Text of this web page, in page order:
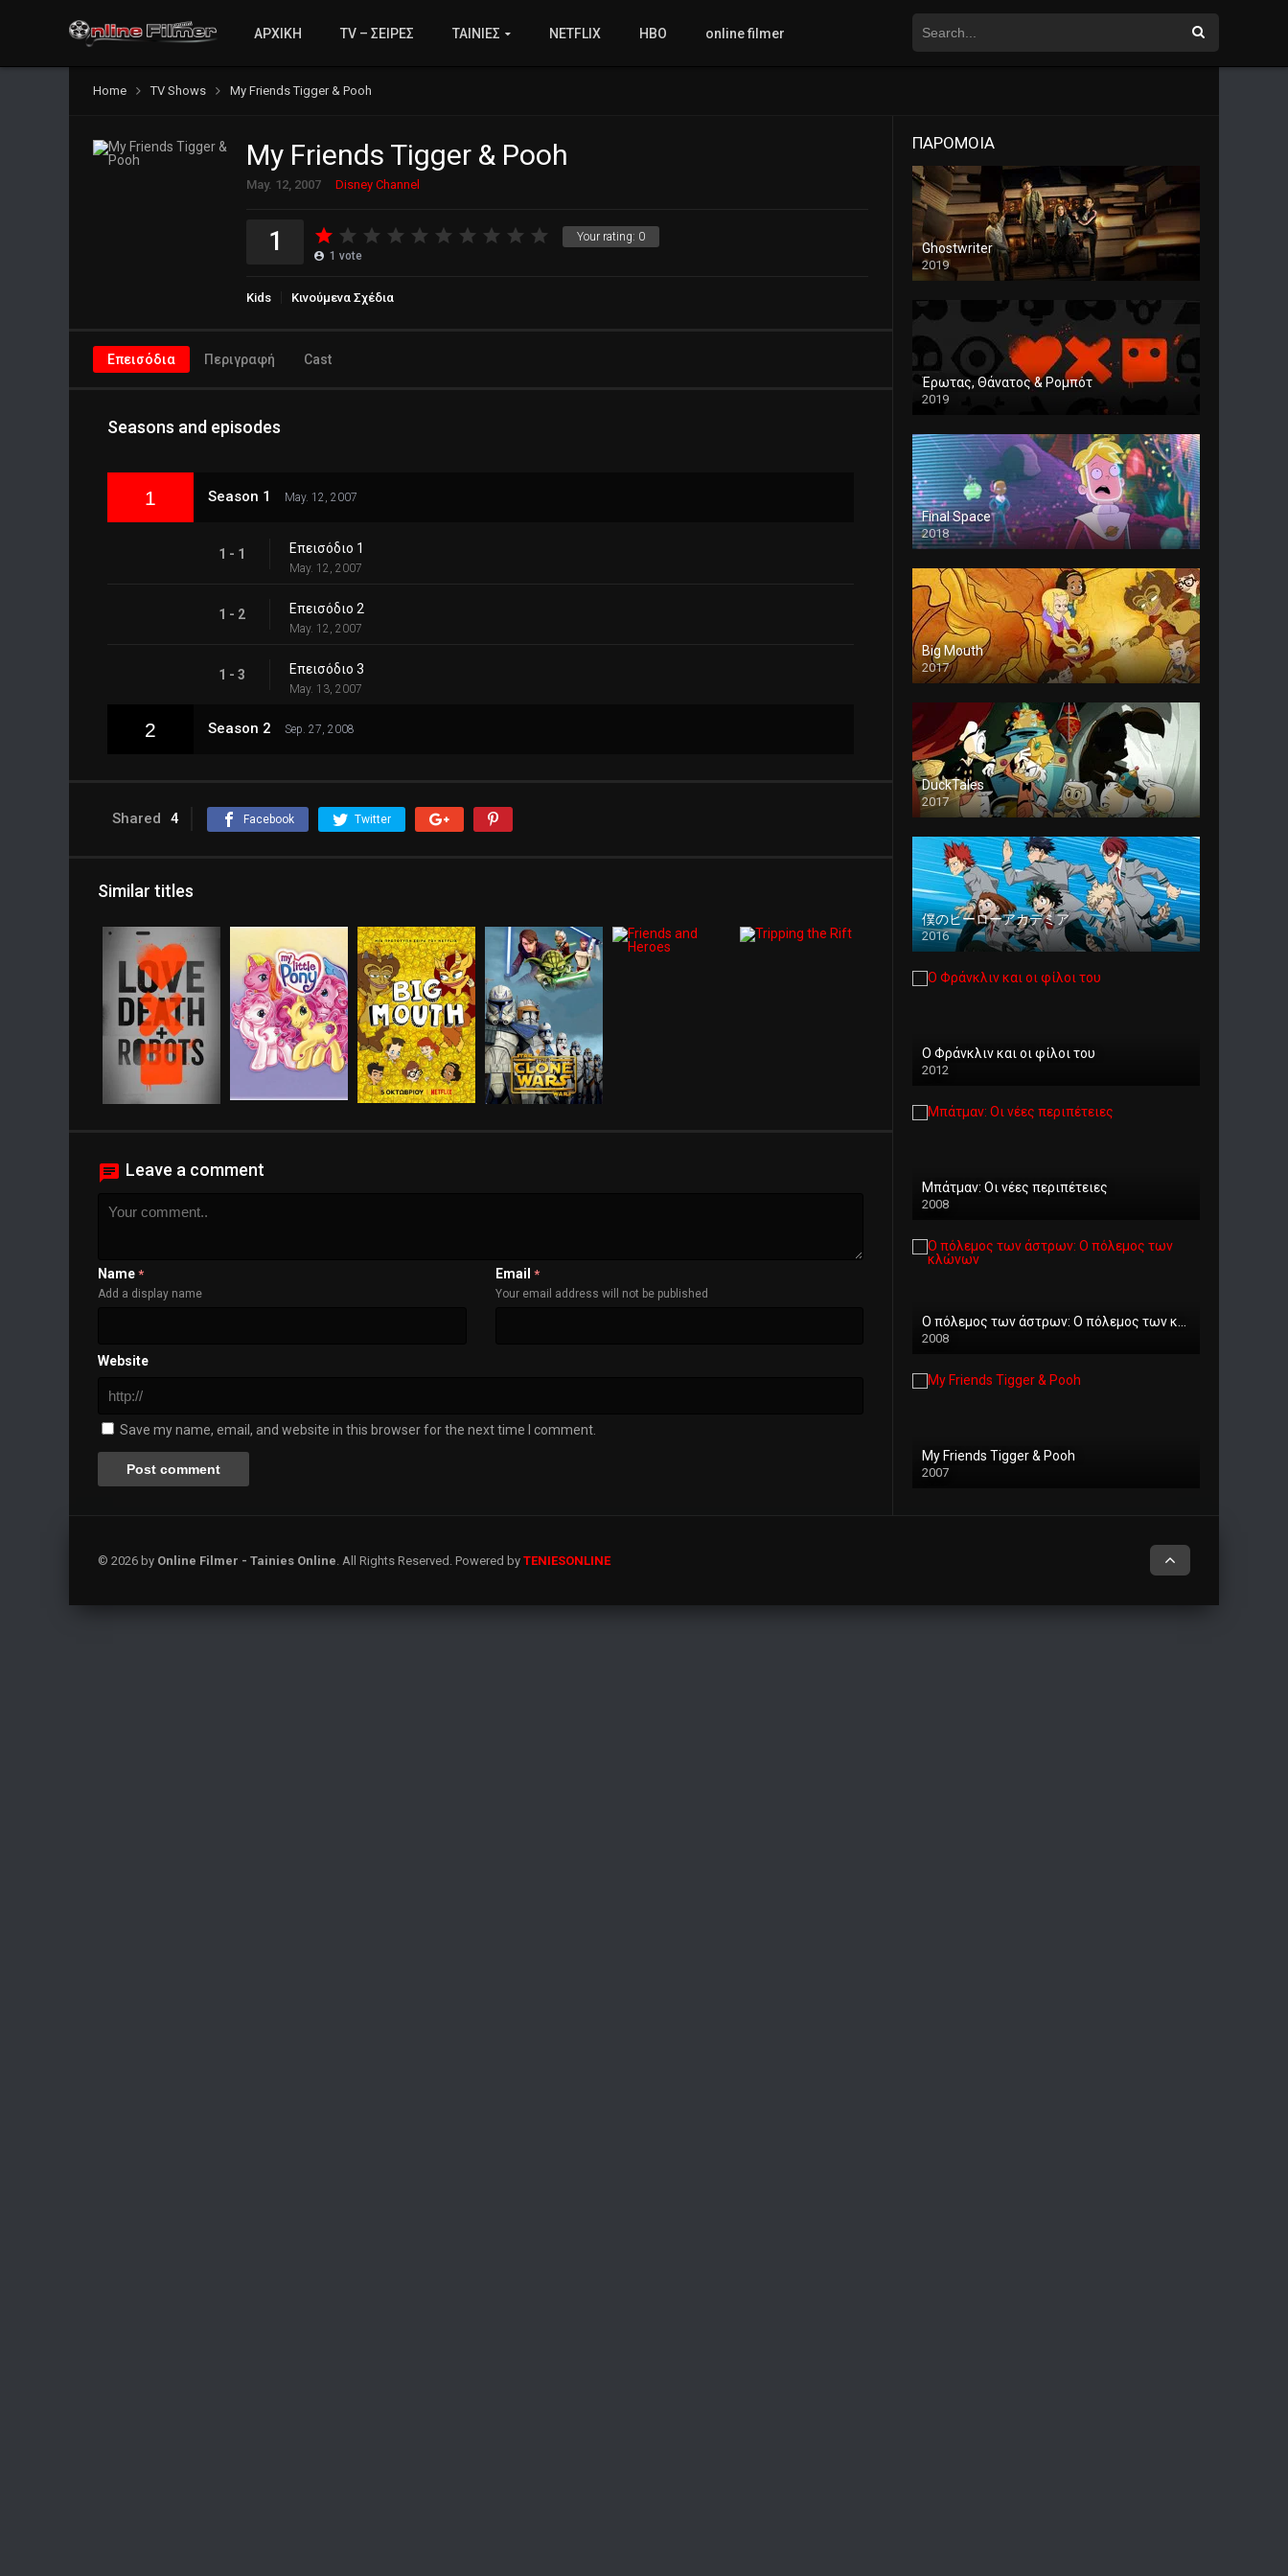
ΑΡΧΙΚΗ TV – ΣΕΙΡΕΣ ΤΑΙΝΙΕΣ NETFLIX HBO online filmer
Home TV Shows My Friends Tigger & Pooh
My Friends Tigger & Pooh
May. 12, 2007 Disney Channel
Your rating: 0
1 1 vote
Kids Κινούμενα Σχέδια
Επεισόδια Περιγραφή Cast
Seasons and episodes
1 Season 1 May. 12, 2007
1 - 1 Επεισόδιο 1
May. 12, 2007
1 - 2 Επεισόδιο 2
May. 12, 2007
1 - 3 Επεισόδιο 3
May. 13, 2007
2 Season 2 Sep. 27, 2008
Shared 4 Facebook Twitter
Similar titles
Leave a comment
Name *
Add a display name
Email *
Your email address will not be published
Website
Save my name, email, and website in this browser for the next time I comment.
ΠΑΡΟΜΟΙΑ
Ghostwriter
2019
Έρωτας, Θάνατος & Ρομπότ
2019
Final Space
2018
Big Mouth
2017
DuckTales
2017
僕のヒーローアカデミア
2016
Ο Φράνκλιν και οι φίλοι του
2012
Μπάτμαν: Οι νέες περιπέτειες
2008
2008
My Friends Tigger & Pooh
2007
© 2026 by Online Filmer - Tainies Online . All Rights Reserved. Powered by TENIESONLINE